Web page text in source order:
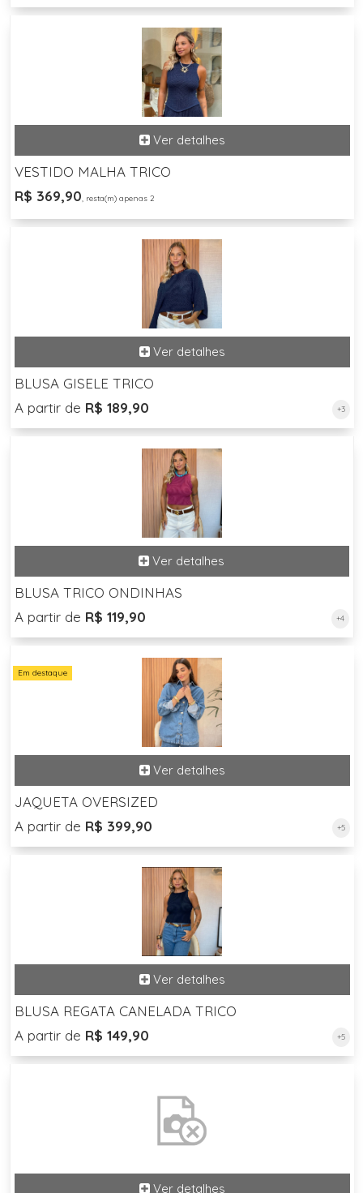
VESTIDO MALHA TRICO
R$ 369,90, resta(m) apenas 2
BLUSA GISELE TRICO
A partir de R$ 189,90 +3
BLUSA TRICO ONDINHAS
A partir de R$ 119,90 +4
Em destaque
JAQUETA OVERSIZED
A partir de R$ 399,90 +5
BLUSA REGATA CANELADA TRICO
A partir de R$ 149,90 +5